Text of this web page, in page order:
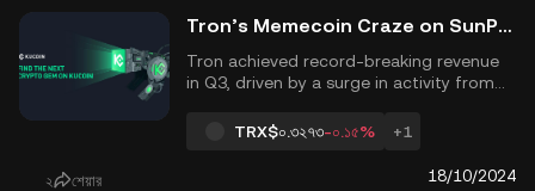
Tron’s Memecoin Craze on SunPump Sets Revenue Records of Over $150M in Q3
Tron achieved record-breaking revenue
in Q3, driven by a surge in activity from
According to Messari, the blockchain
generated $151.2 million, marking a 30%
increase from the previous quarter. Quick
TRX$০.৩২৭৩-০.১৫% +1
২ শেয়ার 18/10/2024